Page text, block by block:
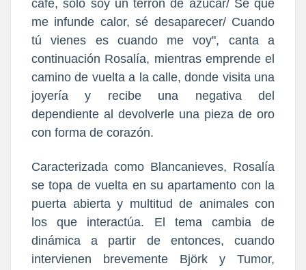
café, solo soy un terrón de azúcar/ Sé qué
me infunde calor, sé desaparecer/ Cuando
tú vienes es cuando me voy", canta a
continuación Rosalía, mientras emprende el
camino de vuelta a la calle, donde visita una
joyería y recibe una negativa del
dependiente al devolverle una pieza de oro
con forma de corazón.
Caracterizada como Blancanieves, Rosalía
se topa de vuelta en su apartamento con la
puerta abierta y multitud de animales con
los que interactúa. El tema cambia de
dinámica a partir de entonces, cuando
intervienen brevemente Björk y Tumor,